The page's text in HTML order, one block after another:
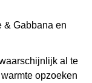
al te
opzoeken